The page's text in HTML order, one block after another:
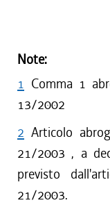
Note:
1 Comma 1
13/2002
2 Articolo
21/2003 , a
previsto
21/2003.